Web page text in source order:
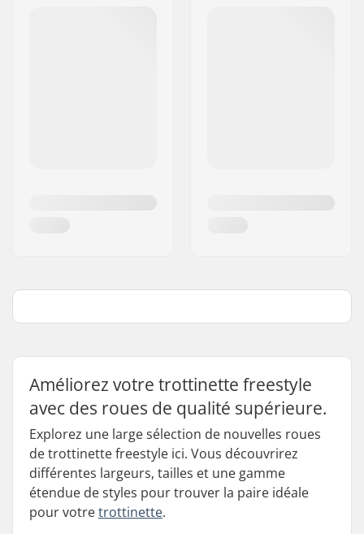
Améliorez votre trottinette freestyle
avec des roues de qualité supérieure.
Explorez une large sélection de nouvelles roues
de trottinette freestyle ici. Vous découvrirez
différentes largeurs, tailles et une gamme
étendue de styles pour trouver la paire idéale
pour votretrottinette.